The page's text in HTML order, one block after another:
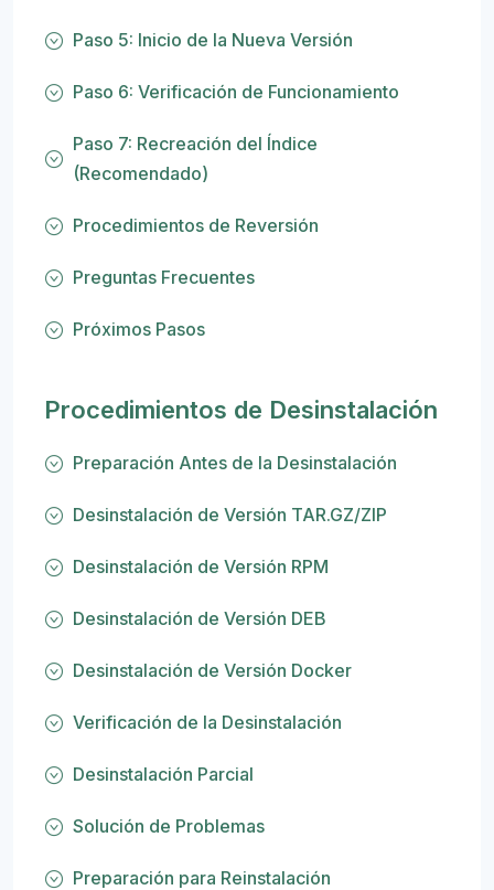
Paso 5: Inicio de la Nueva Versión
Paso 6: Verificación de Funcionamiento
Paso 7: Recreación del Índice
(Recomendado)
Procedimientos de Reversión
Preguntas Frecuentes
Próximos Pasos
Procedimientos de Desinstalación
Preparación Antes de la Desinstalación
Desinstalación de Versión TAR.GZ/ZIP
Desinstalación de Versión RPM
Desinstalación de Versión DEB
Desinstalación de Versión Docker
Verificación de la Desinstalación
Desinstalación Parcial
Solución de Problemas
Preparación para Reinstalación